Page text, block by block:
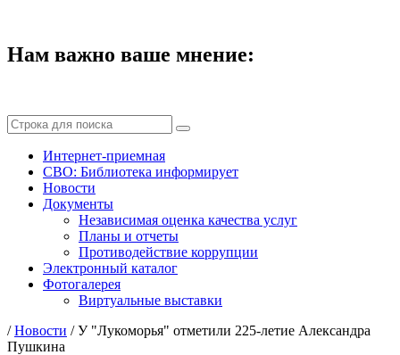
Нам важно ваше мнение:
Интернет-приемная
СВО: Библиотека информирует
Новости
Документы
Независимая оценка качества услуг
Планы и отчеты
Противодействие коррупции
Электронный каталог
Фотогалерея
Виртуальные выставки
/Новости /У "Лукоморья" отметили 225-летие Александра
Пушкина